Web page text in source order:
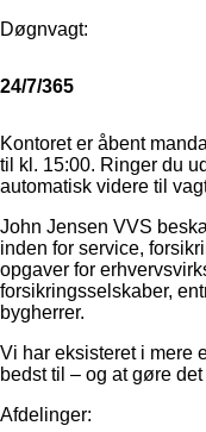
Døgnvagt:
24/7/365
Kontoret er åbent
til kl. 15:00. Ringer du
automatisk videre til
John Jensen VVS
inden for service,
opgaver for
forsikringsselskaber,
bygherrer.
Vi har eksisteret i mere
bedst til – og at gøre det
Afdelinger: